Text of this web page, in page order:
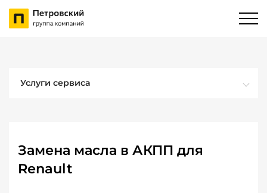
Услуги сервиса
Замена масла в АКПП для
Renault